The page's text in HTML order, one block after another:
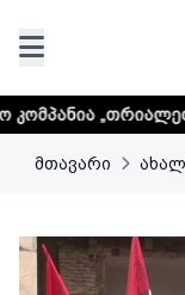
- დეტალური
მთავარი